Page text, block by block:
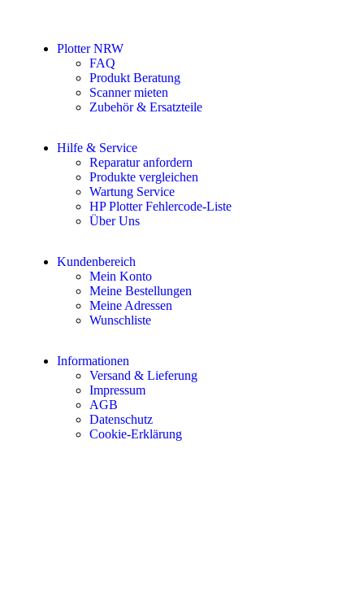
Plotter NRW
FAQ
Produkt Beratung
Scanner mieten
Zubehör & Ersatzteile
Hilfe & Service
Reparatur anfordern
Produkte vergleichen
Wartung Service
HP Plotter Fehlercode-Liste
Über Uns
Kundenbereich
Mein Konto
Meine Bestellungen
Meine Adressen
Wunschliste
Informationen
Versand & Lieferung
Impressum
AGB
Datenschutz
Cookie-Erklärung